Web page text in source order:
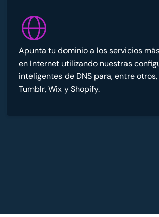
Apunta tu dominio a los servicios
en Internet utilizando nuestras
inteligentes de DNS para, entre otros,
Tumblr, Wix y Shopify.